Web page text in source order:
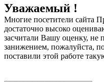
Уважаемый !
Многие посетители сайта
достаточно высоко
засчитали Вашу оценку, не
занижением, пожалуйста,
поставили этой работе